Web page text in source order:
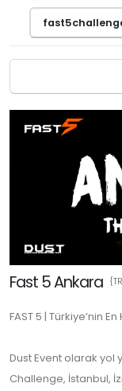
Fast 5 Ankara
FAST 5 | Türkiye’nin En
Dust Event olarak yol
Challenge, İstanbul,